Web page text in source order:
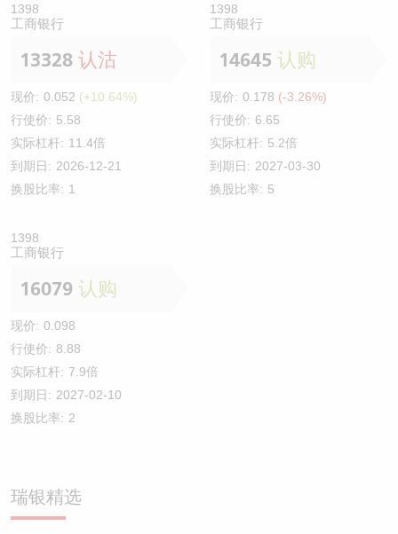
1398
工商银行
13328 认沽
现价: 0.052 (+10.64%)
行使价: 5.58
实际杠杆: 11.4倍
到期日: 2026-12-21
换股比率: 1
1398
工商银行
14645 认购
现价: 0.178 (-3.26%)
行使价: 6.65
实际杠杆: 5.2倍
到期日: 2027-03-30
换股比率: 5
1398
工商银行
16079 认购
现价: 0.098
行使价: 8.88
实际杠杆: 7.9倍
到期日: 2027-02-10
换股比率: 2
瑞银精选